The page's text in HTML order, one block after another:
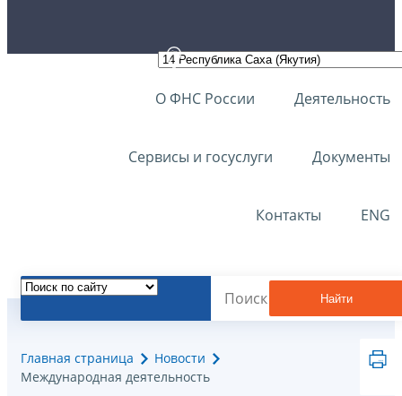
О ФНС России Деятельность
Сервисы и госуслуги Документы
Контакты ENG
Найти
Главная страница
Новости
Международная деятельность